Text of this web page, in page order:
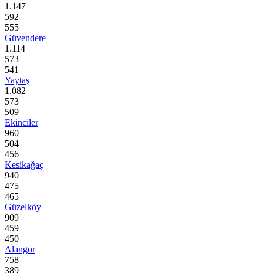
1.147
592
555
Güvendere
1.114
573
541
Yaytaş
1.082
573
509
Ekinciler
960
504
456
Kesikağaç
940
475
465
Güzelköy
909
459
450
Alangör
758
389